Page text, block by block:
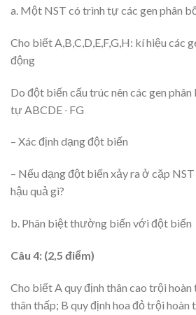
a. Một NST có trình tự các gen phân
Cho biết A,B,C,D,E,F,G,H: kí hiệu các
động
Do đột biến cấu trúc nên các gen
tự ABCDE ∙ FG
– Xác định dạng đột biến
– Nếu dạng đột biến xảy ra ở cặp
hậu quả gì?
b. Phân biệt thường biến với đột biến
Câu 4: (2,5 điểm)
Cho biết A quy định thân cao trội hoàn
thân thấp; B quy định hoa đỏ trội hoàn